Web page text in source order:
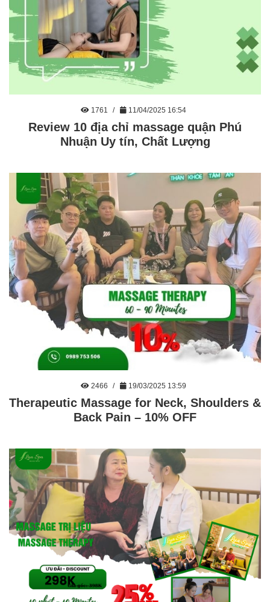
1761 11/04/2025 16:54
Review 10 địa chỉ massage quận Phú
Nhuận Uy tín, Chất Lượng
2466 19/03/2025 13:59
Therapeutic Massage for Neck, Shoulders &
Back Pain – 10% OFF